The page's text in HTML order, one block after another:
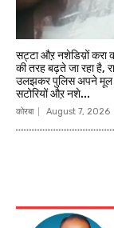
सट्टा औऱ नशेडिय़ों करा
की तरह बढ़ते जा रहा है,
उलझकर पुलिस अपने मूल
सटोरियों औऱ नशे...
कोरबा August 7, 2026